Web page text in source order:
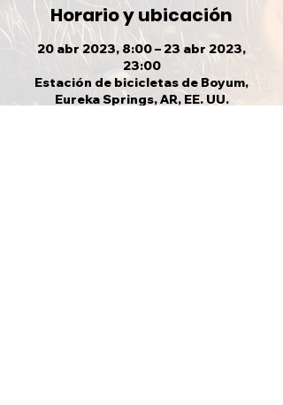
Horario y ubicación
20 abr 2023, 8:00 – 23 abr 2023,
23:00
Estación de bicicletas de Boyum,
Eureka Springs, AR, EE. UU.